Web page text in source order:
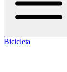
Bicicleta